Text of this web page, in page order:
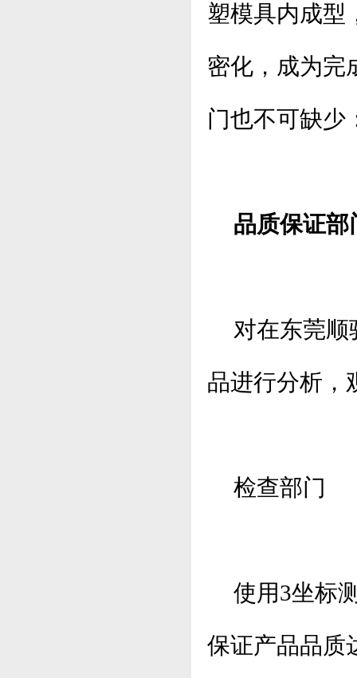
塑模具内成型
密化，成为完
门也不可缺少
品质保证部
对在东莞顺
品进行分析，
检查部门
使用3坐标
保证产品品质